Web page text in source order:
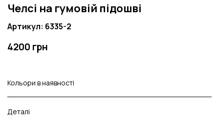
Челсі на гумовій підошві
Артикул: 6335-2
4200 грн
Кольори в наявності
Деталі